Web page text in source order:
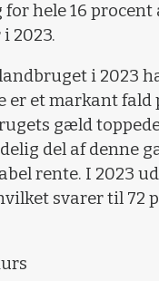
for hele 16
2023.
i 2023
er et markant
gæld
del af denne
rente. I 2023
svarer til 72